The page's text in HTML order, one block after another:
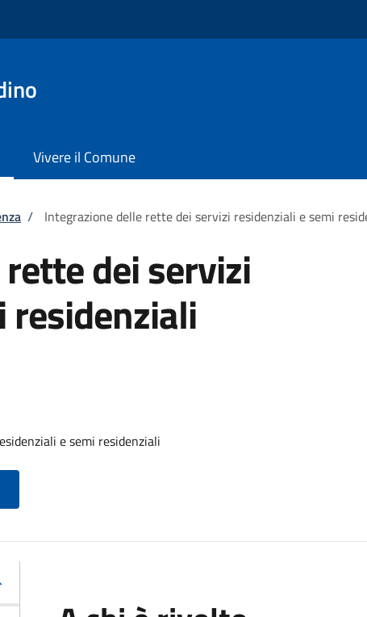
Vivere il Comune
/ Integrazione delle rette dei servizi residenziali e semi
dei servizi
residenziali
e semi residenziali